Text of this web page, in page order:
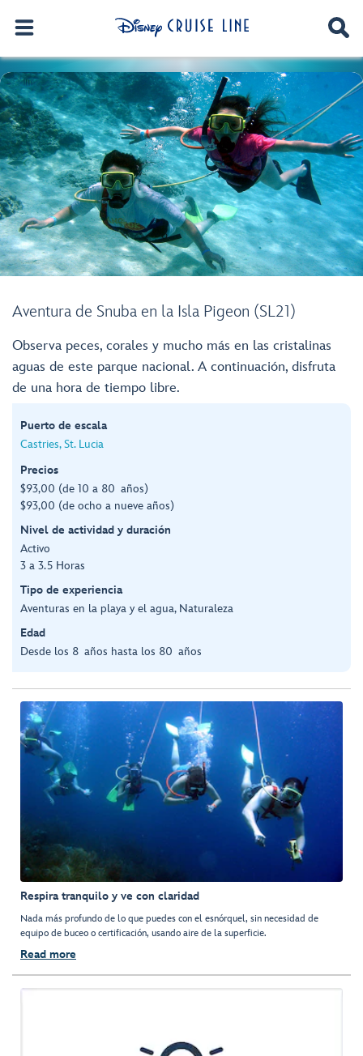
Aventura de Snuba en la Isla Pigeon (SL21)
Observa peces, corales y mucho más en las cristalinas
aguas de este parque nacional. A continuación, disfruta
de una hora de tiempo libre.
Puerto de escala
Castries, St. Lucia
Precios
$93,00 (de 10 a 80 años)
$93,00 (de ocho a nueve años)
Nivel de actividad y duración
Activo
3 a 3.5 Horas
Tipo de experiencia
Aventuras en la playa y el agua, Naturaleza
Edad
Desde los 8 años hasta los 80 años
Respira tranquilo y ve con claridad
Nada más profundo de lo que puedes con el esnórquel, sin necesidad de
equipo de buceo o certificación, usando aire de la superficie.
Read more